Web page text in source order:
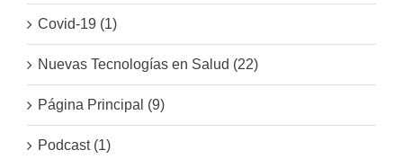
Covid-19 (1)
Nuevas Tecnologías en Salud (22)
Página Principal (9)
Podcast (1)